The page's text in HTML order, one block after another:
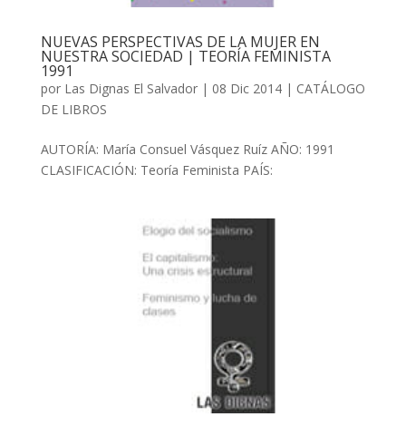
NUEVAS PERSPECTIVAS DE LA MUJER EN
NUESTRA SOCIEDAD | TEORÍA FEMINISTA
1991
por Las Dignas El Salvador| 08 Dic 2014| CATÁLOGO
DE LIBROS
AUTORÍA: María Consuel Vásquez Ruíz AÑO: 1991
CLASIFICACIÓN: Teoría Feminista PAÍS: